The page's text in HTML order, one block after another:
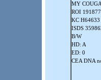
MY
ROI
KC H64633
ISDS
B/W
HD: A
ED: 0
CEA DNA